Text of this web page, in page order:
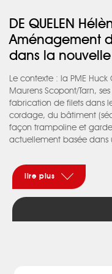
DE QUELEN
Aménagement
dans la
Le contexte : la PME
Maurens Scopont/Tarn,
fabrication de filets dans
cordage, du bâtiment
façon trampoline et
actuellement basée dans
aménagement complet à
400 m2 prévu à cet effet
du chef d’atelier au rez-
open-space » pour 12
comptabilité), 1 salle de
lire plus